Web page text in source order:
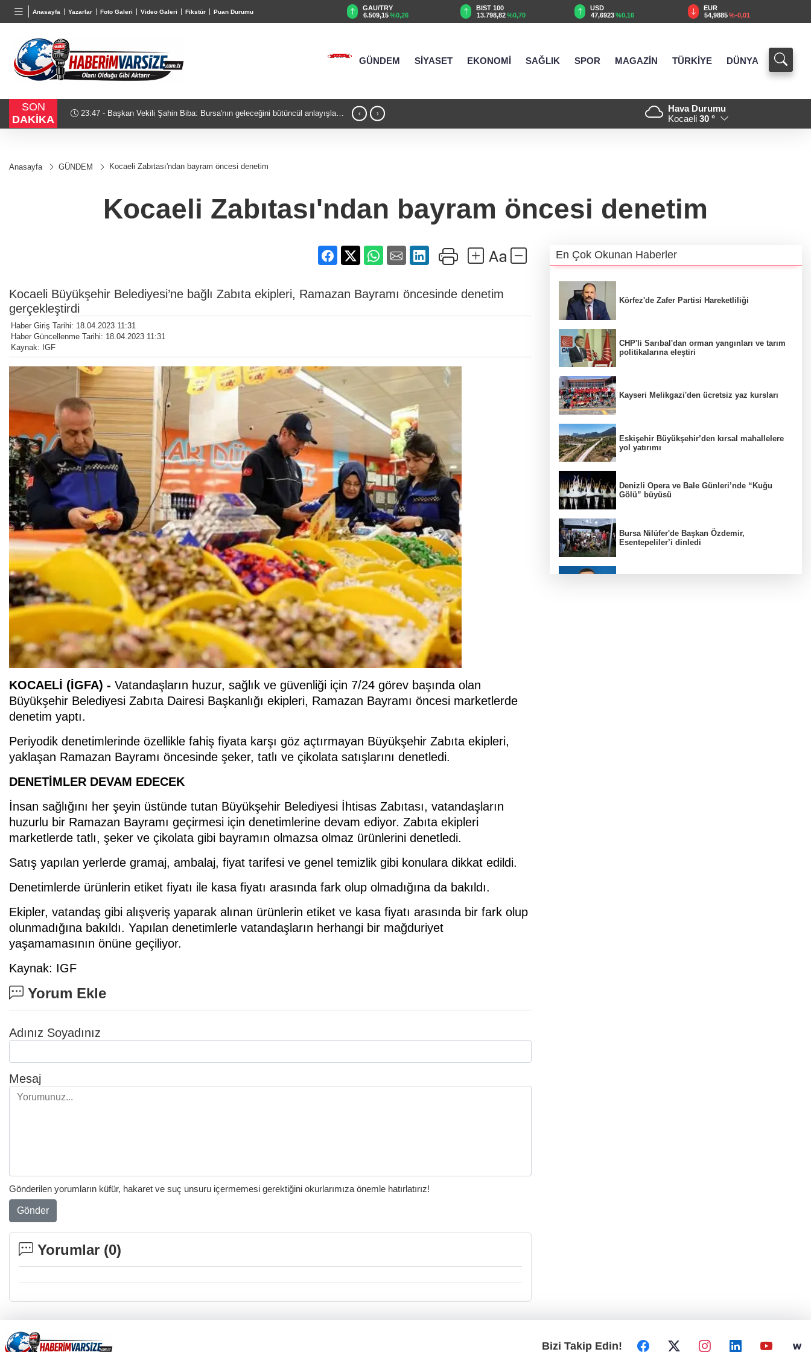
Anasayfa Yazarlar Foto Galeri Video Galeri Fikstür Puan Durumu
TND
16,2329%-0,04
BGN
27,9743%-0,22
0,0018
GAU/TRY
6.509,15%0,26
BIST 100
13.798,82 %0,70
USD
47,6923%0,16
EUR
54,9885 %-0,01
GÜNDEM SİYASET EKONOMİ SAĞLIK SPOR MAGAZİN TÜRKİYE DÜNYA
SON
DAKİKA
23:47 - Başkan Vekili Şahin Biba: Bursa'nın geleceğini bütüncül anlayışla 22:47 - Bursa’da
‹ ›
Hava Durumu
Kocaeli 30 °
Anasayfa GÜNDEM Kocaeli Zabıtası'ndan bayram öncesi denetim
Kocaeli Zabıtası'ndan bayram öncesi denetim
Kocaeli Büyükşehir Belediyesi’ne bağlı Zabıta ekipleri, Ramazan Bayramı öncesinde denetim
gerçekleştirdi
Haber Giriş Tarihi: 18.04.2023 11:31
Haber Güncellenme Tarihi: 18.04.2023 11:31
Kaynak: IGF
KOCAELİ (İGFA) - Vatandaşların huzur, sağlık ve güvenliği için 7/24 görev başında olan
Büyükşehir Belediyesi Zabıta Dairesi Başkanlığı ekipleri, Ramazan Bayramı öncesi marketlerde
denetim yaptı.
Periyodik denetimlerinde özellikle fahiş fiyata karşı göz açtırmayan Büyükşehir Zabıta ekipleri,
yaklaşan Ramazan Bayramı öncesinde şeker, tatlı ve çikolata satışlarını denetledi.
DENETİMLER DEVAM EDECEK
İnsan sağlığını her şeyin üstünde tutan Büyükşehir Belediyesi İhtisas Zabıtası, vatandaşların
huzurlu bir Ramazan Bayramı geçirmesi için denetimlerine devam ediyor. Zabıta ekipleri
marketlerde tatlı, şeker ve çikolata gibi bayramın olmazsa olmaz ürünlerini denetledi.
Satış yapılan yerlerde gramaj, ambalaj, fiyat tarifesi ve genel temizlik gibi konulara dikkat edildi.
Denetimlerde ürünlerin etiket fiyatı ile kasa fiyatı arasında fark olup olmadığına da bakıldı.
Ekipler, vatandaş gibi alışveriş yaparak alınan ürünlerin etiket ve kasa fiyatı arasında bir fark olup
olunmadığına bakıldı. Yapılan denetimlerle vatandaşların herhangi bir mağduriyet
yaşamamasının önüne geçiliyor.
Kaynak: IGF
Yorum Ekle
Adınız Soyadınız
Mesaj
Gönderilen yorumların küfür, hakaret ve suç unsuru içermemesi gerektiğini okurlarımıza önemle hatırlatırız!
Gönder
Yorumlar (0)
En Çok Okunan Haberler
Körfez'de Zafer Partisi Hareketliliği
CHP'li Sarıbal'dan orman yangınları ve tarım
politikalarına eleştiri
Kayseri Melikgazi'den ücretsiz yaz kursları
Eskişehir Büyükşehir’den kırsal mahallelere
yol yatırımı
Denizli Opera ve Bale Günleri’nde “Kuğu
Gölü” büyüsü
Bursa Nilüfer'de Başkan Özdemir,
Esentepeliler’i dinledi
Bizi Takip Edin!